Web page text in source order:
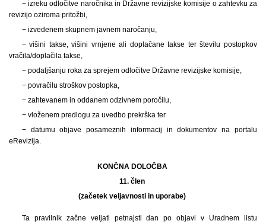
− izreku odločitve naročnika in Državne revizijske komisije o zahtevku za
revizijo oziroma pritožbi,
− izvedenem skupnem javnem naročanju,
− višini takse, višini vrnjene ali doplačane takse ter številu postopkov
vračila/doplačila takse,
− podaljšanju roka za sprejem odločitve Državne revizijske komisije,
− povračilu stroškov postopka,
− zahtevanem in oddanem odzivnem poročilu,
− vloženem predlogu za uvedbo prekrška ter
− datumu objave posameznih informacij in dokumentov na portalu
eRevizija.
KONČNA DOLOČBA
11. člen
(začetek veljavnosti in uporabe)
Ta pravilnik začne veljati petnajsti dan po objavi v Uradnem listu